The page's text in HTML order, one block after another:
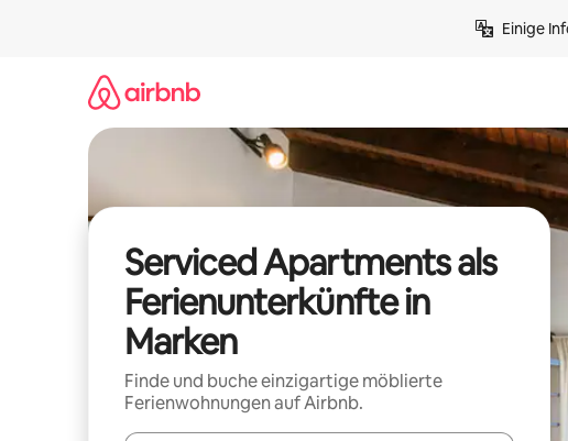
Einige
Serviced Apartments als
Ferienunterkünfte in
Marken
Finde und buche einzigartige möblierte
Ferienwohnungen auf Airbnb.